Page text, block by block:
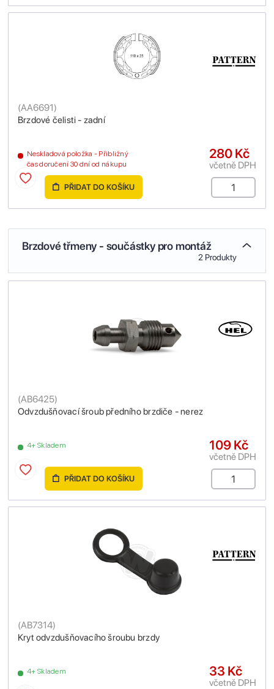
Brzdové čelisti - zadní
(AA6691)
Neskladová položka - Přibližný
čas doručení 30 dní od nákupu
280 Kč
včetně DPH
PŘIDAT DO KOŠÍKU
Brzdové třmeny - součástky pro montáž
2 Produkty
Odvzdušňovací šroub předního brzdiče - nerez
(AB6425)
4+ Skladem 109 Kč
včetně DPH
PŘIDAT DO KOŠÍKU
Kryt odvzdušňovacího šroubu brzdy
(AB7314)
4+ Skladem 33 Kč
včetně DPH